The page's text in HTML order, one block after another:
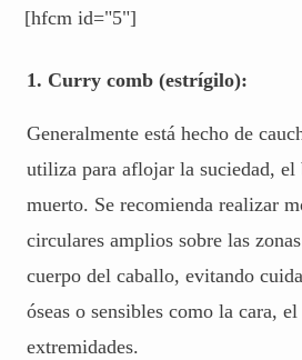
[hfcm id="5"]
1. Curry comb (estrígilo):
Generalmente está hecho de
utiliza para aflojar la suciedad, el
muerto. Se recomienda realizar
circulares amplios sobre las
cuerpo del caballo, evitando
óseas o sensibles como la cara,
extremidades.